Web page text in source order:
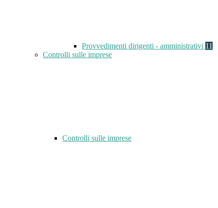
Provvedimenti dirigenti - amministrativi 11
Controlli sulle imprese
Controlli sulle imprese